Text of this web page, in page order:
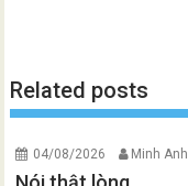
Related posts
04/08/2026 Minh Anh